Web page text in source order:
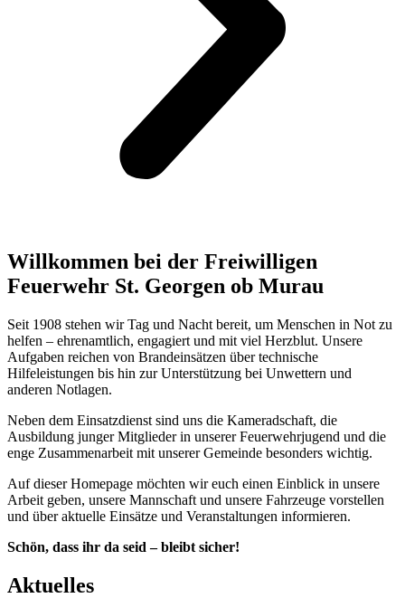
Willkommen bei der Freiwilligen
Feuerwehr St. Georgen ob Murau
Seit 1908 stehen wir Tag und Nacht bereit, um Menschen in Not zu
helfen – ehrenamtlich, engagiert und mit viel Herzblut. Unsere
Aufgaben reichen von Brandeinsätzen über technische
Hilfeleistungen bis hin zur Unterstützung bei Unwettern und
anderen Notlagen.
Neben dem Einsatzdienst sind uns die Kameradschaft, die
Ausbildung junger Mitglieder in unserer Feuerwehrjugend und die
enge Zusammenarbeit mit unserer Gemeinde besonders wichtig.
Auf dieser Homepage möchten wir euch einen Einblick in unsere
Arbeit geben, unsere Mannschaft und unsere Fahrzeuge vorstellen
und über aktuelle Einsätze und Veranstaltungen informieren.
Schön, dass ihr da seid – bleibt sicher!
Aktuelles